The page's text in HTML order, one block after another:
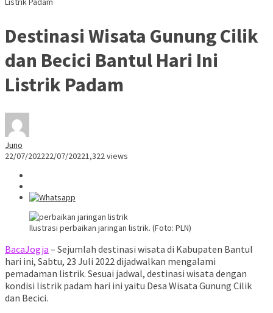
Destinasi Wisata Gunung Cilik
dan Becici Bantul Hari Ini
Listrik Padam
Juno
22/07/202222/07/20221,322 views
Ilustrasi perbaikan jaringan listrik. (Foto: PLN)
BacaJogja – Sejumlah destinasi wisata di Kabupaten Bantul
hari ini, Sabtu, 23 Juli 2022 dijadwalkan mengalami
pemadaman listrik. Sesuai jadwal, destinasi wisata dengan
kondisi listrik padam hari ini yaitu Desa Wisata Gunung Cilik
dan Becici.